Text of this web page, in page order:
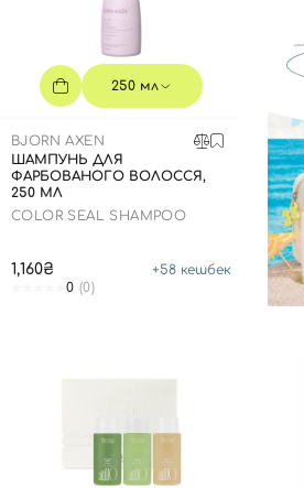
250 мл
BJORN AXEN
ШАМПУНЬ ДЛЯ
ФАРБОВАНОГО ВОЛОССЯ,
250 МЛ
COLOR SEAL SHAMPOO
1,160₴ +58 кешбек
0 (0)